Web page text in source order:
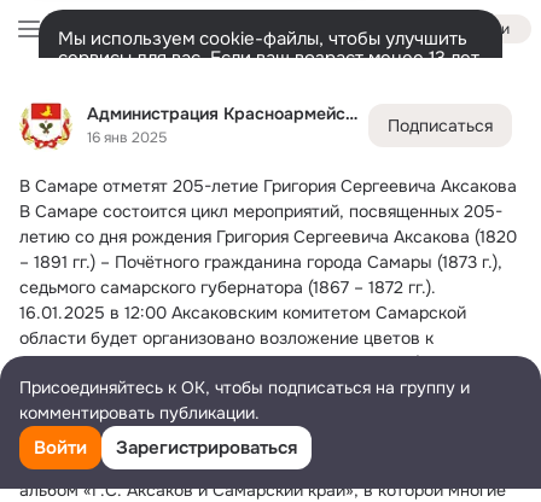
Администрация Красноармейского района
16 янв 2025
Подписаться
В Самаре отметят 205-летие Григория Сергеевича Аксакова
В Самаре состоится цикл мероприятий, посвященных 205-
летию со дня рождения Григория Сергеевича Аксакова (1820
– 1891 гг.) – Почётного гражданина города Самары (1873 г.),
седьмого самарского губернатора (1867 – 1872 гг.).
16.01.2025 в 12:00 Аксаковским комитетом Самарской
области будет организовано возложение цветов к
памятнику Г.С. Аксакову в Аксаковском сквере (Самара, на
пересечении улиц Фрунзе и Красноармейской).
В 13:00 в Центральном государственном архиве Самарской
области (ул. Мичурина, д. 58) состоится встреча с
архивистами, готовящими к выходу юбилейную книгу-
альбом «Г.С. Аксаков и Самарский край», в которой многие
Войти
Мы используем cookie-файлы, чтобы улучшить
сервисы для вас. Если ваш возраст менее 13 лет,
представитель.
Разрешить все Настроить
Лента Участники 23K Ещё
Дополнительная
колонка
Всё9 966 Обсуждаемые
Присоединяйтесь к ОК, чтобы подписаться на группу и
комментировать публикации.
Войти Зарегистрироваться